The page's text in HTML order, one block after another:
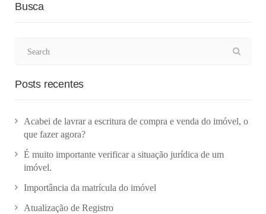
Busca
Posts recentes
Acabei de lavrar a escritura de compra e venda do imóvel, o
que fazer agora?
É muito importante verificar a situação jurídica de um
imóvel.
Importância da matrícula do imóvel
Atualização de Registro